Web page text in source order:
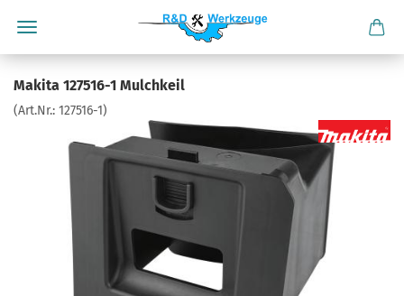
Makita 127516-1 Mulchkeil
(Art.Nr.: 127516-1)